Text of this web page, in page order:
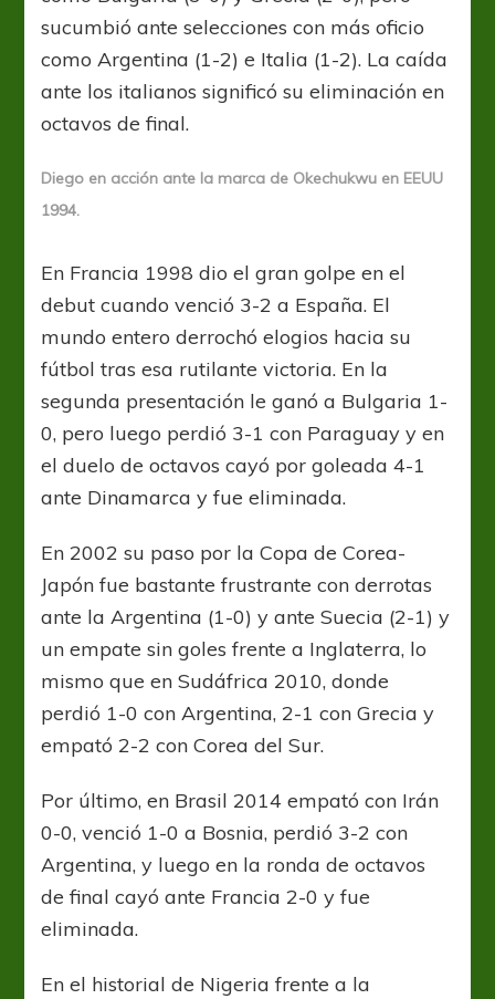
sucumbió ante selecciones con más oficio
como Argentina (1-2) e Italia (1-2). La caída
ante los italianos significó su eliminación en
octavos de final.
Diego en acción ante la marca de Okechukwu en EEUU
1994.
En Francia 1998 dio el gran golpe en el
debut cuando venció 3-2 a España. El
mundo entero derrochó elogios hacia su
fútbol tras esa rutilante victoria. En la
segunda presentación le ganó a Bulgaria 1-
0, pero luego perdió 3-1 con Paraguay y en
el duelo de octavos cayó por goleada 4-1
ante Dinamarca y fue eliminada.
En 2002 su paso por la Copa de Corea-
Japón fue bastante frustrante con derrotas
ante la Argentina (1-0) y ante Suecia (2-1) y
un empate sin goles frente a Inglaterra, lo
mismo que en Sudáfrica 2010, donde
perdió 1-0 con Argentina, 2-1 con Grecia y
empató 2-2 con Corea del Sur.
Por último, en Brasil 2014 empató con Irán
0-0, venció 1-0 a Bosnia, perdió 3-2 con
Argentina, y luego en la ronda de octavos
de final cayó ante Francia 2-0 y fue
eliminada.
En el historial de Nigeria frente a la